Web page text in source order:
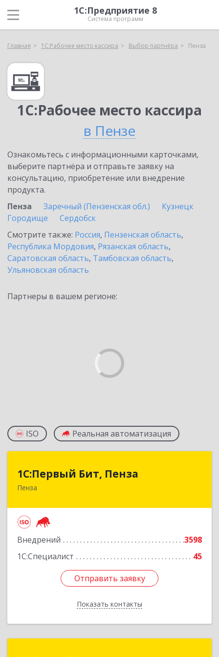
1С:Предприятие 8
Система программ
Главная 1С:Рабочее место кассира Выбор партнёра Пенза
1С:Рабочее место кассира
в Пензе
Ознакомьтесь с информационными карточками,
выберите партнёра и отправьте заявку на
консультацию, приобретение или внедрение
продукта.
Пенза
Заречный (Пензенская обл.)
Кузнецк
Городище
Сердобск
Смотрите также: Россия, Пензенская область,
Республика Мордовия, Рязанская область,
Саратовская область, Тамбовская область,
Ульяновская область
Партнеры в вашем регионе:
ISO Реальная автоматизация
1С:Первый Бит, Пенза
Пенза
Внедрений
3598
1С:Специалист
45
Отправить заявку
Показать контакты
440000, Пензенская обл, Пенза г, Московская
Отправить заявку
Назад